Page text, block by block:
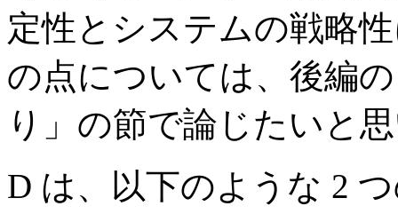
定性とシステムの戦略
の点については、後編
り」の節で論じたいと
D は、以下のような 2